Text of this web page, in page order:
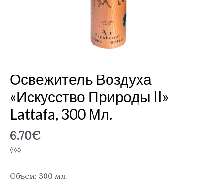
Освежитель Воздуха
«Искусство Природы II»
Lattafa, 300 Мл.
6.70€
◊◊◊
Объем: 300 мл.